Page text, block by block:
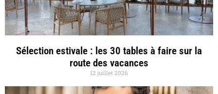
Sélection estivale : les 30 tables à faire sur la
route des vacances
12 juillet 2026